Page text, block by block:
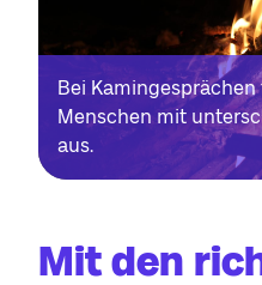
Bei
Menschen mit
aus.
Mit den